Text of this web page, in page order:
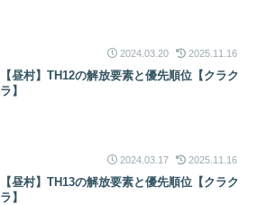
2024.03.20 2025.11.16
【昼村】TH12の解放要素と優先順位【クラク
ラ】
2024.03.17 2025.11.16
【昼村】TH13の解放要素と優先順位【クラク
ラ】